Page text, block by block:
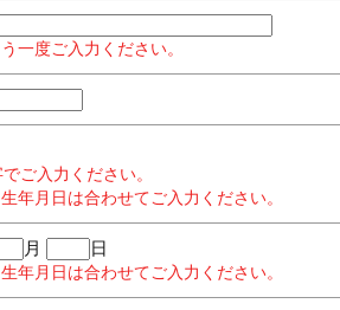
一度ご入力ください。
ご入力ください。
年月日は合わせてご入力ください。
月 日
年月日は合わせてご入力ください。